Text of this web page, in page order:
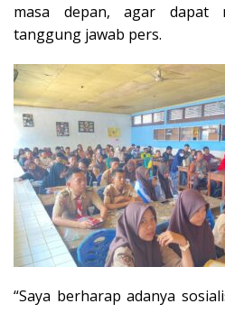
masa depan, agar dapat
tanggung jawab pers.
“Saya berharap adanya